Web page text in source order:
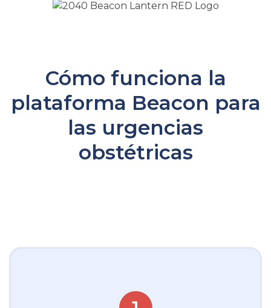
Cómo funciona la
plataforma Beacon para
las urgencias
obstétricas